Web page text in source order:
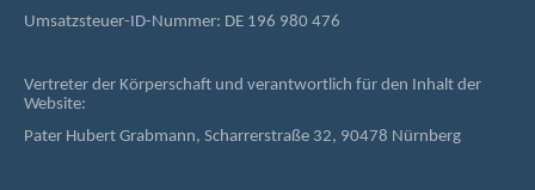
Umsatzsteuer-ID-Nummer: DE 196 980 476
Vertreter der Körperschaft und verantwortlich für den Inhalt der
Website:
Pater Hubert Grabmann, Scharrerstraße 32, 90478 Nürnberg